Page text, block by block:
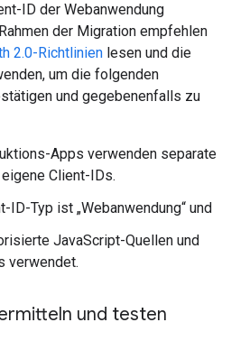
ID der Webanwendung
der Migration empfehlen
2.0-Richtlinien lesen und die
um die folgenden
und gegebenenfalls zu
Apps verwenden separate
Client-IDs.
ID-Typ ist „Webanwendung“ und
JavaScript-Quellen und
verwendet.
und testen